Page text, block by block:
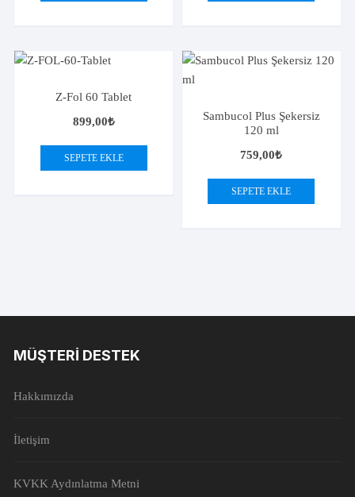
Z-Fol 60 Tablet
899,00₺
SEPETE EKLE
Sambucol Plus Şekersiz
120 ml
759,00₺
SEPETE EKLE
MÜŞTERI DESTEK
Hakkımızda
İletişim
KVKK Aydınlatma Metni